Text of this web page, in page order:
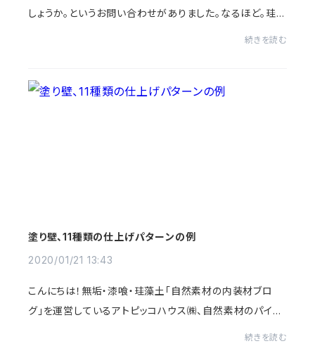
しょうか。というお問い合わせがありました。なるほど。珪藻
続きを読む
塗り壁、11種類の仕上げパターンの例
2020/01/21 13:43
こんにちは！無垢・漆喰・珪藻土「自然素材の内装材ブロ
グ」を運営しているアトピッコハウス㈱、自然素材のパイオ
ニア後藤坂です。塗り壁の標準的な仕上げパターンを、ご
続きを読む